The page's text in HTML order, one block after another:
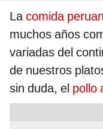
Lacomida
muchos años
variadas del
de nuestros
sin duda, el pollo